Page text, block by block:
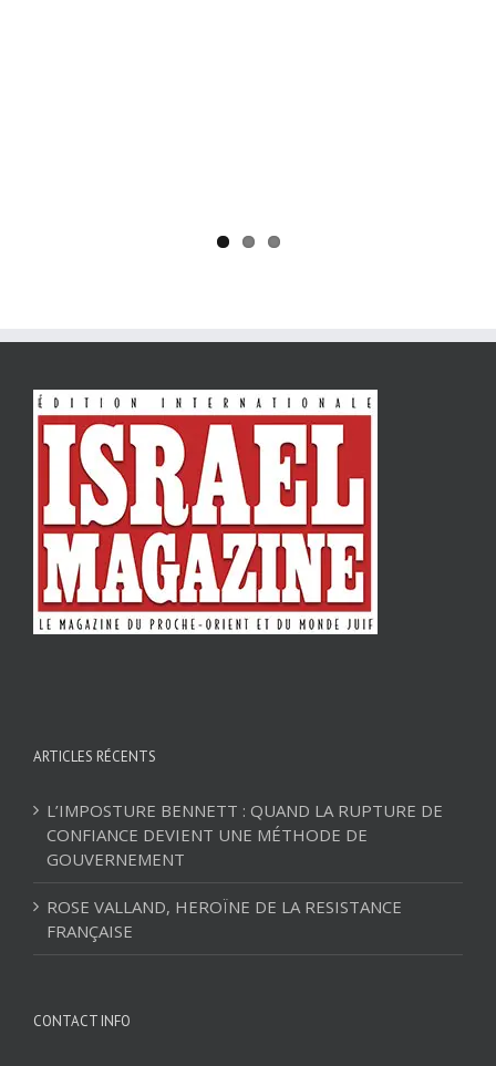
ARTICLES RÉCENTS
L’IMPOSTURE BENNETT : QUAND LA RUPTURE DE
CONFIANCE DEVIENT UNE MÉTHODE DE
GOUVERNEMENT
ROSE VALLAND, HEROÏNE DE LA RESISTANCE
FRANÇAISE
CONTACT INFO